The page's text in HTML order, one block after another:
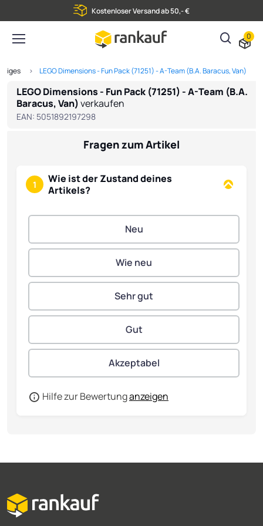
Kostenloser Versand ab 50,- €
0
LEGO Dimensions - Fun Pack (71251) - A-Team (B.A. Baracus, Van)
LEGO Dimensions - Fun Pack (71251) - A-Team (B.A.
Baracus, Van)verkaufen
EAN: 5051892197298
Fragen zum Artikel
1
Wie ist der Zustand deines
Artikels?
Hilfe zur Bewertunganzeigen